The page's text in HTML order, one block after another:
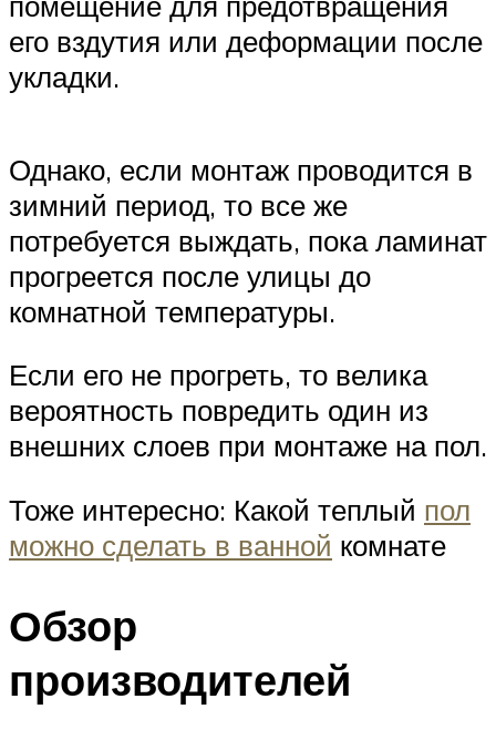
его вздутия или деформации после
укладки.
Однако, если монтаж проводится в
зимний период, то все же
потребуется выждать, пока ламинат
прогреется после улицы до
комнатной температуры.
Если его не прогреть, то велика
вероятность повредить один из
внешних слоев при монтаже на пол.
Тоже интересно: Какой теплый пол
можно сделать в ванной комнате
Обзор
производителей